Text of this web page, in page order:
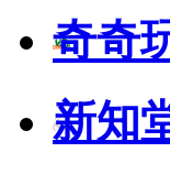
奇奇
新知